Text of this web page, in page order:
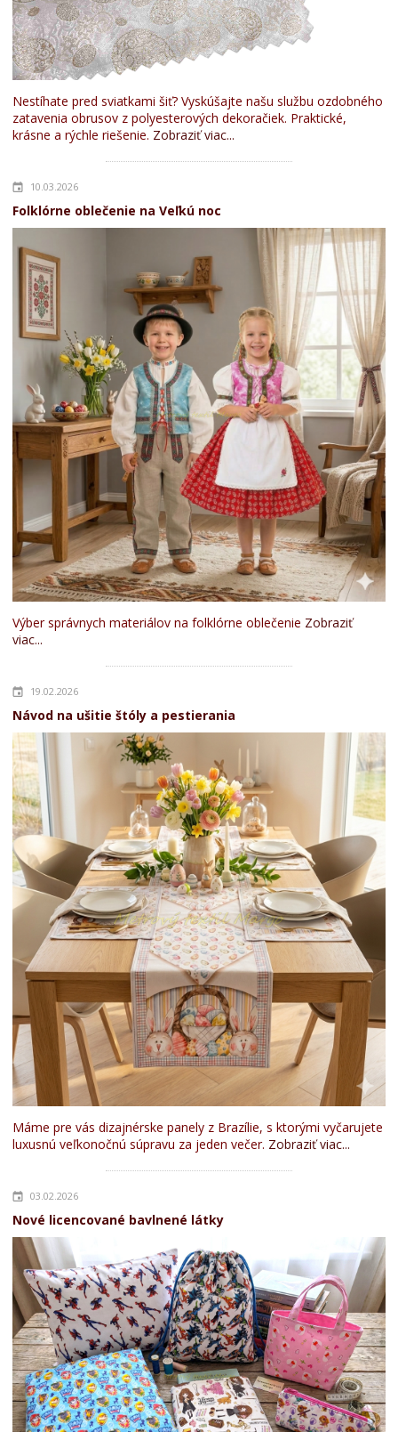
Nestíhate pred sviatkami šiť? Vyskúšajte našu službu ozdobného
zatavenia obrusov z polyesterových dekoračiek. Praktické,
krásne a rýchle riešenie. Zobraziť viac...
10.03.2026
Folklórne oblečenie na Veľkú noc
Výber správnych materiálov na folklórne oblečenie Zobraziť
viac...
19.02.2026
Návod na ušitie štóly a pestierania
Máme pre vás dizajnérske panely z Brazílie, s ktorými vyčarujete
luxusnú veľkonočnú súpravu za jeden večer. Zobraziť viac...
03.02.2026
Nové licencované bavlnené látky